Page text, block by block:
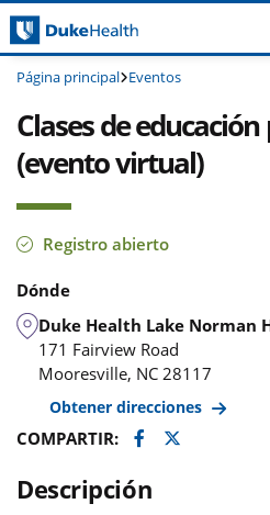
Saltar navegación
Página principal Eventos
Clases de
(evento virtual)
Registro abierto
Dónde
Duke Health Lake Norman
171 Fairview Road
Mooresville, NC 28117
Obtener direcciones
COMPARTIR: Facebook
Twitter
Descripción